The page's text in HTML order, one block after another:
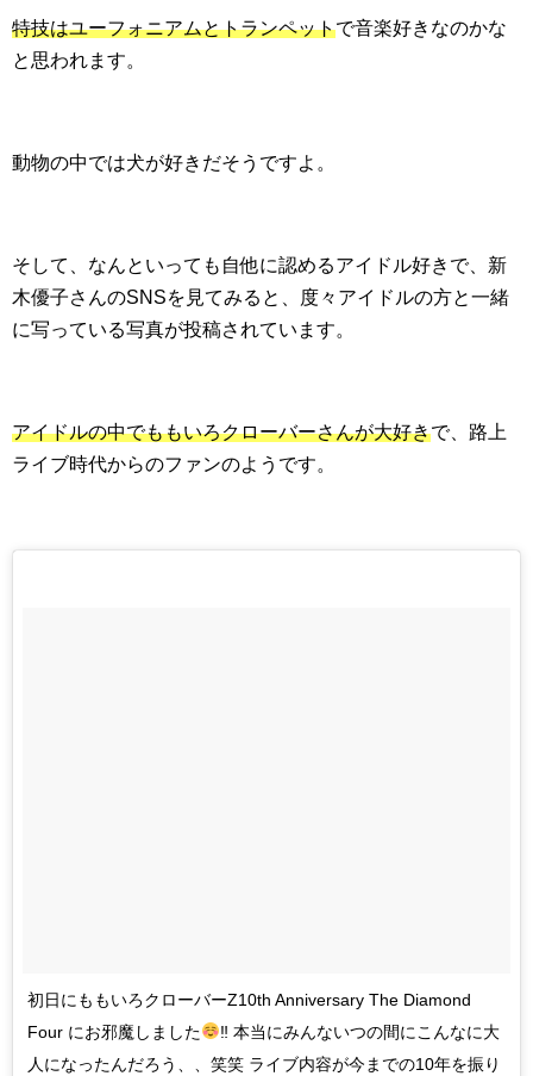
特技はユーフォニアムとトランペットで音楽好きなのかな
と思われます。
動物の中では犬が好きだそうですよ。
そして、なんといっても自他に認めるアイドル好きで、新
木優子さんのSNSを見てみると、度々アイドルの方と一緒
に写っている写真が投稿されています。
アイドルの中でももいろクローバーさんが大好きで、路上
ライブ時代からのファンのようです。
初日にももいろクローバーZ10th Anniversary The Diamond
Four にお邪魔しました
‼︎ 本当にみんないつの間にこんなに大
人になったんだろう、、笑笑 ライブ内容が今までの10年を振り